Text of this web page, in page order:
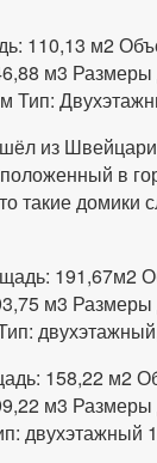
110,13 м2
м3
Тип:
из
в
такие домики
191,67м2
м3 Размеры
158,22 м2
м3
двухэтажный